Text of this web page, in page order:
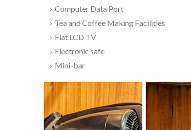
Computer Data Port
Tea and Coffee Making Facilities
Flat LCD TV
Electronic safe
Mini-bar